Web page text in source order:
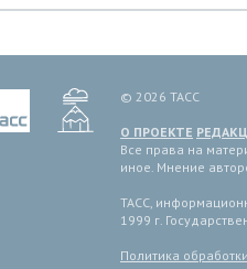
© 2026 ТАСС
О ПРОЕКТЕ
Все права на
иное. Мнение
ТАСС,
1999 г.
Политика